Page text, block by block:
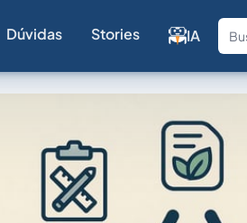
Dúvidas Stories IA